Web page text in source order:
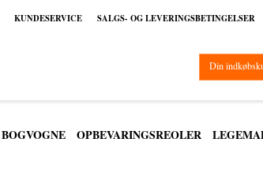
KUNDESERVICE SALGS- OG LEVERINGSBETINGELSER
Din
BOGVOGNE OPBEVARINGSREOLER